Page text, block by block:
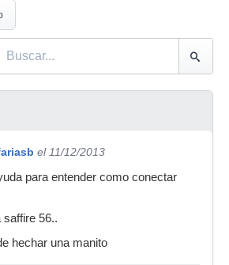
el 11/12/2013
para entender como conectar
saffire 56..
hechar una manito